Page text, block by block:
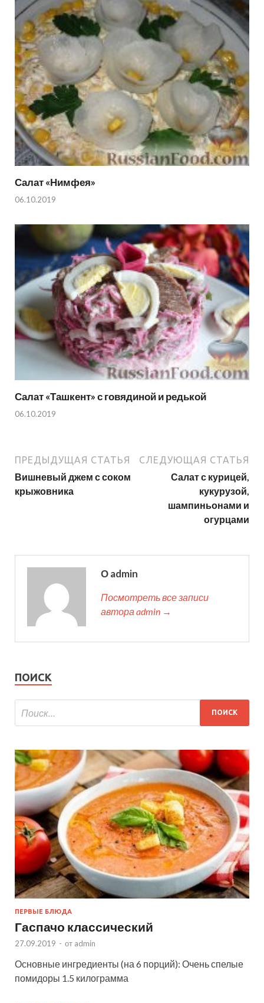
Салат «Нимфея»
06.10.2019
Салат «Ташкент» с говядиной и редькой
06.10.2019
ПРЕДЫДУЩАЯ СТАТЬЯ
Вишневый джем с соком
крыжовника
СЛЕДУЮЩАЯ СТАТЬЯ
Салат с курицей,
кукурузой,
шампиньонами и
огурцами
О admin
Посмотреть все записи
автора admin →
ПОИСК
ПЕРВЫЕ БЛЮДА
Гаспачо классический
27.09.2019 - от admin
Основные ингредиенты (на 6 порций): Очень спелые
помидоры 1.5 килограмма